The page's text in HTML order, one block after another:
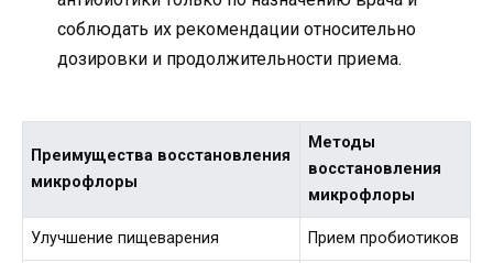
соблюдать их рекомендации относительно
дозировки и продолжительности приема.
Преимущества восстановления
микрофлоры
Методы
восстановления
микрофлоры
Улучшение пищеварения Прием пробиотиков